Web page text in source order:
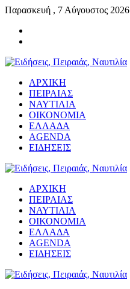
Παρασκευή , 7 Αύγουστος 2026
ΑΡΧΙΚΗ
ΠΕΙΡΑΙΑΣ
ΝΑΥΤΙΛΙΑ
ΟΙΚΟΝΟΜΙΑ
ΕΛΛΑΔΑ
AGENDA
ΕΙΔΗΣΕΙΣ
ΑΡΧΙΚΗ
ΠΕΙΡΑΙΑΣ
ΝΑΥΤΙΛΙΑ
ΟΙΚΟΝΟΜΙΑ
ΕΛΛΑΔΑ
AGENDA
ΕΙΔΗΣΕΙΣ